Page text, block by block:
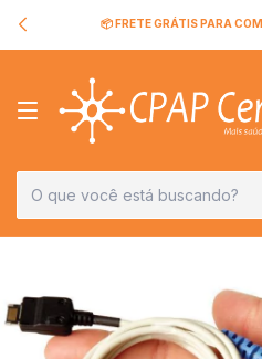
📦 FRETE GRÁTIS PARA